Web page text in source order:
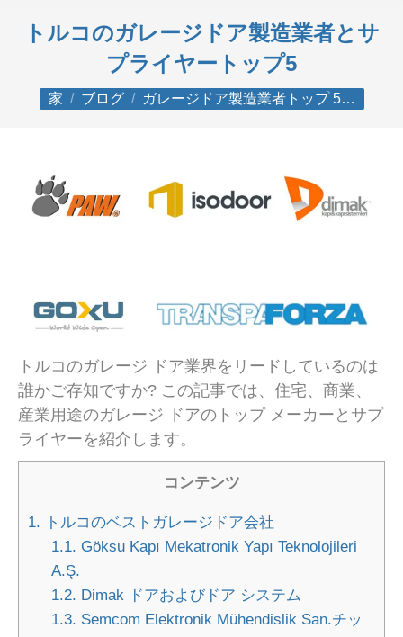
トルコのガレージドア製造業者とサ
プライヤートップ5
あなたはここにいる：
家 ブログ ガレージドア製造業者トップ 5…
トルコのガレージ ドア業界をリードしているのは
誰かご存知ですか? この記事では、住宅、商業、
産業用途のガレージ ドアのトップ メーカーとサプ
ライヤーを紹介します。
コンテンツ
1. トルコのベストガレージドア会社
1.1. Göksu Kapı Mekatronik Yapı Teknolojileri
A.Ş.
1.2. Dimak ドアおよびドア システム
1.3. Semcom Elektronik Mühendislik San.チッ